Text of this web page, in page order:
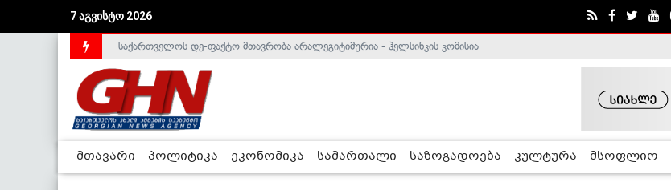
7 აგვისტო 2026
საქართველოს დე-ფაქტო მთავრობა არალეგიტიმურია - ჰელსინკის კომისია
მთავარი პოლიტიკა ეკონომიკა სამართალი საზოგადოება კულტურა მსოფლიო